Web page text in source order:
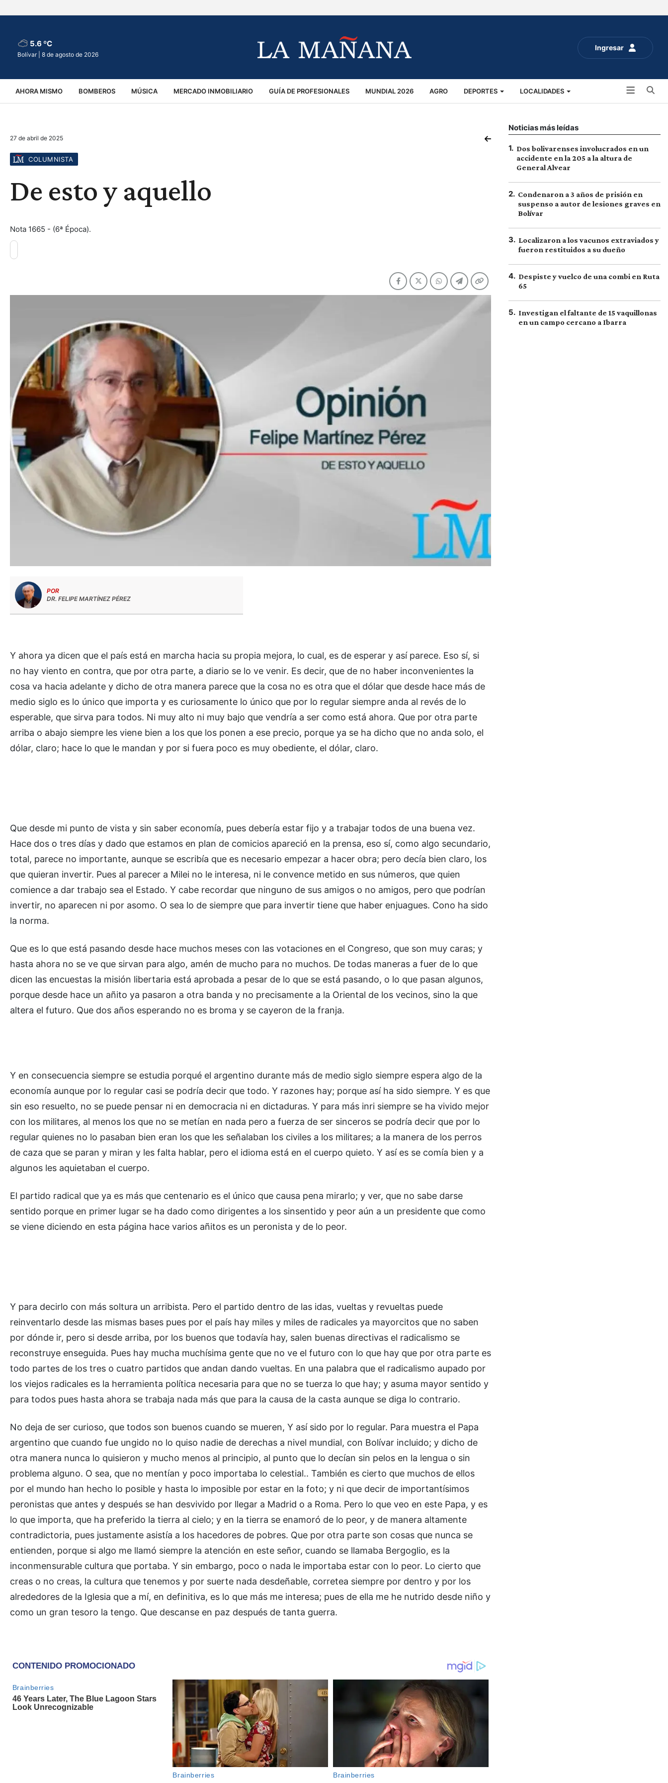
Ingresar
5.6 ºC
Bolívar | 8 de agosto de 2026
AHORA MISMO BOMBEROS MÚSICA MERCADO INMOBILIARIO GUÍA DE PROFESIONALES MUNDIAL 2026 AGRO DEPORTES LOCALIDADES
VIRALES ACCIDENTES
27 de abril de 2025
COLUMNISTA
De esto y aquello
Nota 1665 - (6ª Época).
POR
DR. FELIPE MARTÍNEZ PÉREZ
Y ahora ya dicen que el país está en marcha hacia su propia mejora, lo cual, es de esperar y así parece. Eso sí, si
no hay viento en contra, que por otra parte, a diario se lo ve venir. Es decir, que de no haber inconvenientes la
cosa va hacia adelante y dicho de otra manera parece que la cosa no es otra que el dólar que desde hace más de
medio siglo es lo único que importa y es curiosamente lo único que por lo regular siempre anda al revés de lo
esperable, que sirva para todos. Ni muy alto ni muy bajo que vendría a ser como está ahora. Que por otra parte
arriba o abajo siempre les viene bien a los que los ponen a ese precio, porque ya se ha dicho que no anda solo, el
dólar, claro; hace lo que le mandan y por si fuera poco es muy obediente, el dólar, claro.
Que desde mi punto de vista y sin saber economía, pues debería estar fijo y a trabajar todos de una buena vez.
Hace dos o tres días y dado que estamos en plan de comicios apareció en la prensa, eso sí, como algo secundario,
total, parece no importante, aunque se escribía que es necesario empezar a hacer obra; pero decía bien claro, los
que quieran invertir. Pues al parecer a Milei no le interesa, ni le convence metido en sus números, que quien
comience a dar trabajo sea el Estado. Y cabe recordar que ninguno de sus amigos o no amigos, pero que podrían
invertir, no aparecen ni por asomo. O sea lo de siempre que para invertir tiene que haber enjuagues. Cono ha sido
la norma.
Que es lo que está pasando desde hace muchos meses con las votaciones en el Congreso, que son muy caras; y
hasta ahora no se ve que sirvan para algo, amén de mucho para no muchos. De todas maneras a fuer de lo que
dicen las encuestas la misión libertaria está aprobada a pesar de lo que se está pasando, o lo que pasan algunos,
porque desde hace un añito ya pasaron a otra banda y no precisamente a la Oriental de los vecinos, sino la que
altera el futuro. Que dos años esperando no es broma y se cayeron de la franja.
Y en consecuencia siempre se estudia porqué el argentino durante más de medio siglo siempre espera algo de la
economía aunque por lo regular casi se podría decir que todo. Y razones hay; porque así ha sido siempre. Y es que
sin eso resuelto, no se puede pensar ni en democracia ni en dictaduras. Y para más inri siempre se ha vivido mejor
con los militares, al menos los que no se metían en nada pero a fuerza de ser sinceros se podría decir que por lo
regular quienes no lo pasaban bien eran los que les señalaban los civiles a los militares; a la manera de los perros
de caza que se paran y miran y les falta hablar, pero el idioma está en el cuerpo quieto. Y así es se comía bien y a
algunos les aquietaban el cuerpo.
El partido radical que ya es más que centenario es el único que causa pena mirarlo; y ver, que no sabe darse
sentido porque en primer lugar se ha dado como dirigentes a los sinsentido y peor aún a un presidente que como
se viene diciendo en esta página hace varios añitos es un peronista y de lo peor.
Y para decirlo con más soltura un arribista. Pero el partido dentro de las idas, vueltas y revueltas puede
reinventarlo desde las mismas bases pues por el país hay miles y miles de radicales ya mayorcitos que no saben
por dónde ir, pero si desde arriba, por los buenos que todavía hay, salen buenas directivas el radicalismo se
reconstruye enseguida. Pues hay mucha muchísima gente que no ve el futuro con lo que hay que por otra parte es
todo partes de los tres o cuatro partidos que andan dando vueltas. En una palabra que el radicalismo aupado por
los viejos radicales es la herramienta política necesaria para que no se tuerza lo que hay; y asuma mayor sentido y
para todos pues hasta ahora se trabaja nada más que para la causa de la casta aunque se diga lo contrario.
No deja de ser curioso, que todos son buenos cuando se mueren, Y así sido por lo regular. Para muestra el Papa
argentino que cuando fue ungido no lo quiso nadie de derechas a nivel mundial, con Bolívar incluido; y dicho de
otra manera nunca lo quisieron y mucho menos al principio, al punto que lo decían sin pelos en la lengua o sin
problema alguno. O sea, que no mentían y poco importaba lo celestial.. También es cierto que muchos de ellos
por el mundo han hecho lo posible y hasta lo imposible por estar en la foto; y ni que decir de importantísimos
peronistas que antes y después se han desvivido por llegar a Madrid o a Roma. Pero lo que veo en este Papa, y es
lo que importa, que ha preferido la tierra al cielo; y en la tierra se enamoró de lo peor, y de manera altamente
contradictoria, pues justamente asistía a los hacedores de pobres. Que por otra parte son cosas que nunca se
entienden, porque si algo me llamó siempre la atención en este señor, cuando se llamaba Bergoglio, es la
inconmensurable cultura que portaba. Y sin embargo, poco o nada le importaba estar con lo peor. Lo cierto que
creas o no creas, la cultura que tenemos y por suerte nada desdeñable, corretea siempre por dentro y por los
alrededores de la Iglesia que a mí, en definitiva, es lo que más me interesa; pues de ella me he nutrido desde niño y
como un gran tesoro la tengo. Que descanse en paz después de tanta guerra.
Noticias más leídas
1. Dos bolivarenses involucrados en un
accidente en la 205 a la altura de
General Alvear
2. Condenaron a 3 años de prisión en
suspenso a autor de lesiones graves en
Bolívar
3. Localizaron a los vacunos extraviados y
fueron restituidos a su dueño
4. Despiste y vuelco de una combi en Ruta
65
5. Investigan el faltante de 15 vaquillonas
en un campo cercano a Ibarra